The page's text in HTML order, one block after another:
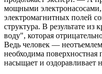
мощными
электромагнитных полей
структура. В результате
воду", которая
Ведь человек —
необходима поверхностная
насыщает и оздоравливает